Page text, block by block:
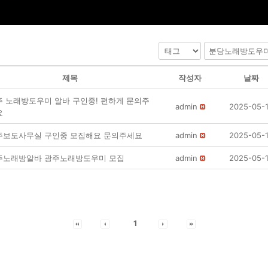
제목 작성자 날짜
노래방도우미 알바 구인중! 편하게 문의주
admin 2025-05-
보도사무실 구인중 모집해요 문의주세요 admin 2025-05-
노래방알바 광주노래방도우미 모집 admin 2025-05-
1